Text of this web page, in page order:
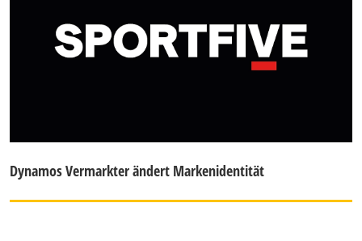
Dynamos Vermarkter ändert Markenidentität